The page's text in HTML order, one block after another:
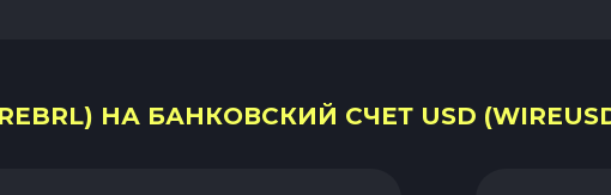
НА БАНКОВСКИЙ СЧЕТ USD